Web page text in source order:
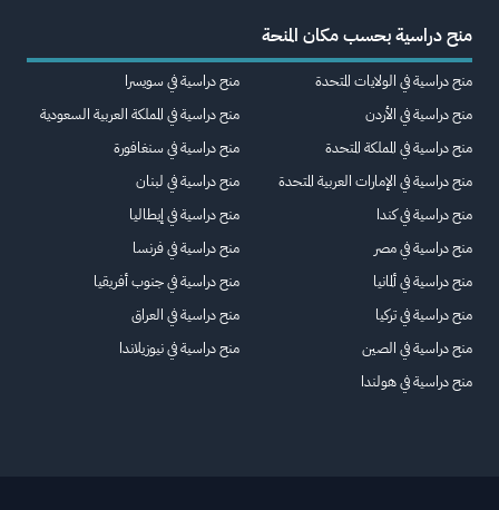
منح دراسية بحسب مكان المنحة
منح دراسية في الولايات المتحدة
منح دراسية في الأردن
منح دراسية في المملكة المتحدة
منح دراسية في الإمارات العربية المتحدة
منح دراسية في كندا
منح دراسية في مصر
منح دراسية في ألمانيا
منح دراسية في تركيا
منح دراسية في الصين
منح دراسية في هولندا
منح دراسية في سويسرا
منح دراسية في المملكة العربية السعودية
منح دراسية في سنغافورة
منح دراسية في لبنان
منح دراسية في إيطاليا
منح دراسية في فرنسا
منح دراسية في جنوب أفريقيا
منح دراسية في العراق
منح دراسية في نيوزيلاندا